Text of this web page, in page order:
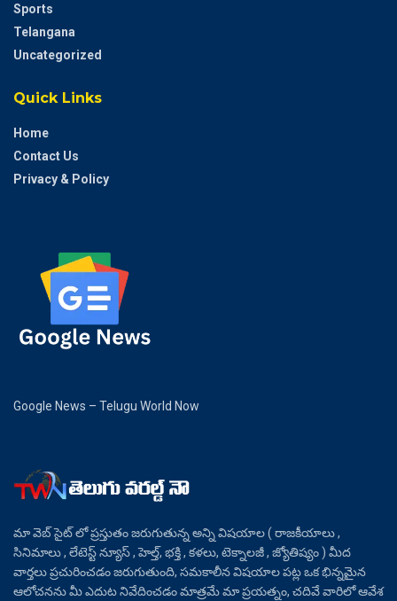
Sports
Telangana
Uncategorized
Quick Links
Home
Contact Us
Privacy & Policy
Google News – Telugu World Now
మా వెబ్ సైట్ లో ప్రస్తుతం జరుగుతున్న అన్ని విషయాల ( రాజకీయాలు ,
సినిమాలు , లేటెస్ట్ న్యూస్ , హెల్త్, భక్తి , కళలు, టెక్నాలజీ , జ్యోతిష్యం ) మీద
వార్తలు ప్రచురించడం జరుగుతుంది, సమకాలీన విషయాల పట్ల ఒక భిన్నమైన
ఆలోచనను మీ ఎదుట నివేదించడం మాత్రమే మా ప్రయత్నం, చదివే వారిలో ఆవేశ